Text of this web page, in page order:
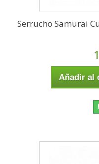
Serrucho Samurai
Añadir al